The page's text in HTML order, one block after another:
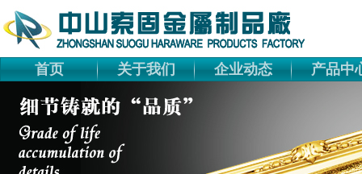
首页 关于我们 企业动态 产品中